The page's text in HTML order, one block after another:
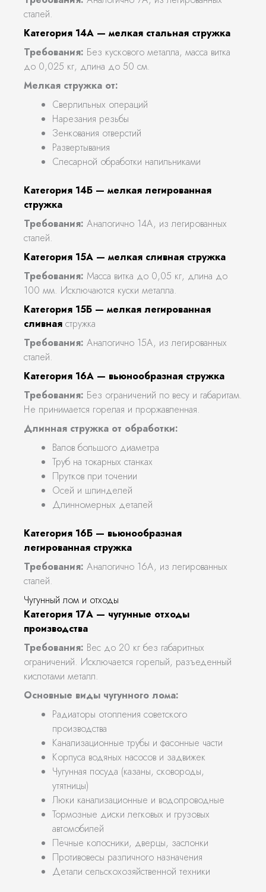
сталей.
Категория 14А — мелкая стальная стружка
Требования: Без кускового металла, масса витка
до 0,025 кг, длина до 50 см.
Мелкая стружка от:
Сверлильных операций
Нарезания резьбы
Зенкования отверстий
Развертывания
Слесарной обработки напильниками
Категория 14Б — мелкая легированная
стружка
Требования: Аналогично 14А, из легированных
сталей.
Категория 15А — мелкая сливная стружка
Требования: Масса витка до 0,05 кг, длина до
100 мм. Исключаются куски металла.
Категория 15Б — мелкая легированная
сливная стружка
Требования: Аналогично 15А, из легированных
сталей.
Категория 16А — вьюнообразная стружка
Требования: Без ограничений по весу и габаритам.
Не принимается горелая и проржавленная.
Длинная стружка от обработки:
Валов большого диаметра
Труб на токарных станках
Прутков при точении
Осей и шпинделей
Длинномерных деталей
Категория 16Б — вьюнообразная
легированная стружка
Требования: Аналогично 16А, из легированных
сталей.
Чугунный лом и отходы
Категория 17А — чугунные отходы
производства
Требования: Вес до 20 кг без габаритных
ограничений. Исключается горелый, разъеденный
кислотами металл.
Основные виды чугунного лома:
Радиаторы отопления советского
производства
Канализационные трубы и фасонные части
Корпуса водяных насосов и задвижек
Чугунная посуда (казаны, сковороды,
утятницы)
Люки канализационные и водопроводные
Тормозные диски легковых и грузовых
автомобилей
Печные колосники, дверцы, заслонки
Противовесы различного назначения
Детали сельскохозяйственной техники